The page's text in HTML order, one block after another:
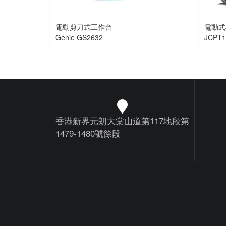
電動剪刀式工作台
Genie GS2632
電動
香港新界元朗大棠山道第117地段第
1479-1480號餘段